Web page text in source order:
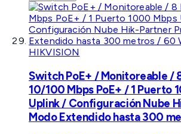
HIKVISION
Switch PoE+ / Monitoreable /
10/100 Mbps PoE+ / 1 Puerto
Uplink / Configuración Nube
Modo Extendido hasta 300